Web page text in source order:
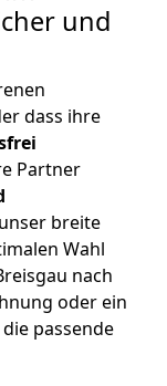
und
dass ihre
Partner
breite
Wahl
nach
oder ein
passende